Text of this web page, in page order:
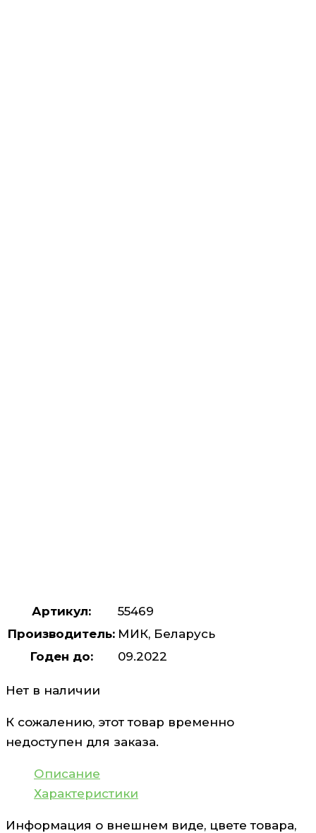
Артикул:
55469
Производитель: МИК, Беларусь
Годен до:
09.2022
Нет в наличии
К сожалению, этот товар временно
недоступен для заказа.
Описание
Характеристики
Информация о внешнем виде, цвете товара,